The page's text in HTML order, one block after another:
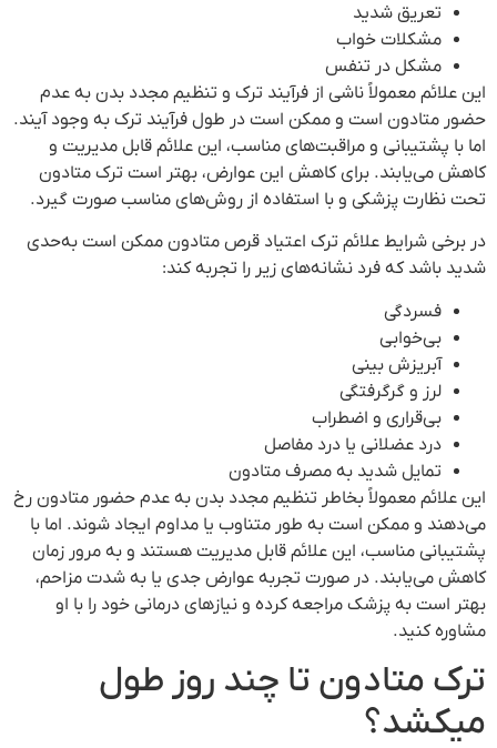
تعریق شدید
مشکلات خواب
مشکل در تنفس
این علائم معمولاً ناشی از فرآیند ترک و تنظیم مجدد بدن به عدم
حضور متادون است و ممکن است در طول فرآیند ترک به وجود آیند.
اما با پشتیبانی و مراقبت‌های مناسب، این علائم قابل مدیریت و
کاهش می‌یابند. برای کاهش این عوارض، بهتر است ترک متادون
تحت نظارت پزشکی و با استفاده از روش‌های مناسب صورت گیرد.
در برخی شرایط علائم ترک اعتیاد قرص متادون ممکن است به‌حدی
شدید باشد که فرد نشانه‌های زیر را تجربه کند:
فسردگی
بی‌خوابی
آبریزش بینی
لرز و گرگرفتگی
بی‌قراری و اضطراب
درد عضلانی یا درد مفاصل
تمایل شدید به مصرف متادون
این علائم معمولاً بخاطر تنظیم مجدد بدن به عدم حضور متادون رخ
می‌دهند و ممکن است به طور متناوب یا مداوم ایجاد شوند. اما با
پشتیبانی مناسب، این علائم قابل مدیریت هستند و به مرور زمان
کاهش می‌یابند. در صورت تجربه عوارض جدی یا به شدت مزاحم،
بهتر است به پزشک مراجعه کرده و نیازهای درمانی خود را با او
مشاوره کنید.
ترک متادون تا چند روز طول
میکشد؟